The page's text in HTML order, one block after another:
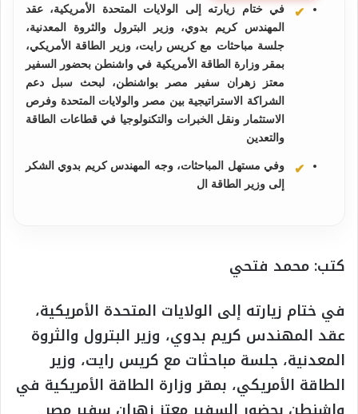
في ختام زيارته إلى الولايات المتحدة الأمريكية، عقد
المهندس كريم بدوي، وزير البترول والثروة المعدنية،
جلسة مباحثات مع كريس رايت، وزير الطاقة الأمريكي،
بمقر وزارة الطاقة الأمريكية في واشنطن بحضور السفير
معتز زهران سفير مصر بواشنطن، لبحث سبل دعم
الشراكة الاستراتيجية بين مصر والولايات المتحدة وفرص
الاستثمار ونقل الخبرات والتكنولوجيا في قطاعات الطاقة
والتعدين
وفي مستهل المباحثات، وجه المهندس كريم بدوي الشكر
إلى وزير الطاقة ال
كتب: محمد فتحي
في ختام زيارته إلى الولايات المتحدة الأمريكية،
عقد المهندس كريم بدوي، وزير البترول والثروة
المعدنية، جلسة مباحثات مع كريس رايت، وزير
الطاقة الأمريكي، بمقر وزارة الطاقة الأمريكية في